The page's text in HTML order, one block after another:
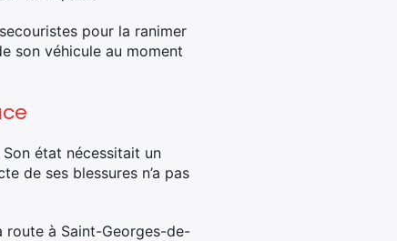
pour la ranimer
son véhicule au moment
état nécessitait un
de ses blessures n’a pas
route à Saint-Georges-de-